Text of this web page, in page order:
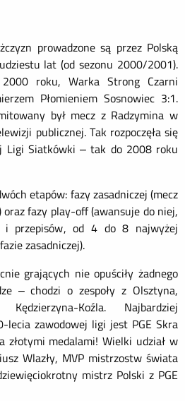
prowadzone są przez Polską
lat (od sezonu 2000/2001).
roku, Warka Strong Czarni
Płomieniem Sosnowiec 3:1.
był mecz z Radzymina w
i publicznej. Tak rozpoczęła się
Ligi Siatkówki – tak do 2008 roku
etapów: fazy zasadniczej (mecz
fazy play-off (awansuje do niej,
i przepisów, od 4 do 8 najwyżej
zasadniczej).
grających nie opuściły żadnego
– chodzi o zespoły z Olsztyna,
Koźla. Najbardziej
lecia zawodowej ligi jest PGE Skra
złotymi medalami! Wielki udział w
Wlazły, MVP mistrzostw świata
krotny mistrz Polski z PGE